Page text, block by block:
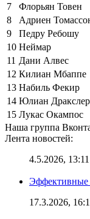
7
Флорьян Товен
8
Адриен
9
Педру Ребошу
10 Неймар
11 Дани Алвес
12 Килиан Мбаппе
13 Набиль Фекир
14 Юлиан Дракслер
15 Лукас Окампос
Наша группа
Лента новостей:
4.5.2026, 13:11
Эффективные
17.3.2026,